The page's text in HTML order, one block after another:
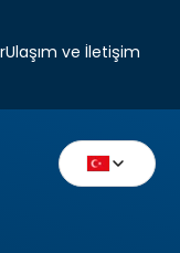
Ulaşım ve İletişim